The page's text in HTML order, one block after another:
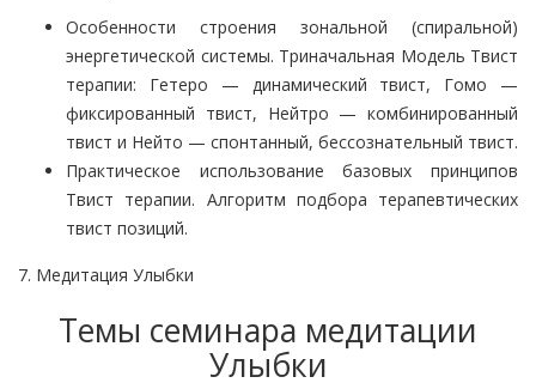
Особенности строения зональной (спиральной)
энергетической системы. Триначальная Модель Твист
терапии: Гетеро — динамический твист, Гомо —
фиксированный твист, Нейтро — комбинированный
твист и Нейто — спонтанный, бессознательный твист.
Практическое использование базовых принципов
Твист терапии. Алгоритм подбора терапевтических
твист позиций.
7. Медитация Улыбки
Темы семинара медитации
Улыбки